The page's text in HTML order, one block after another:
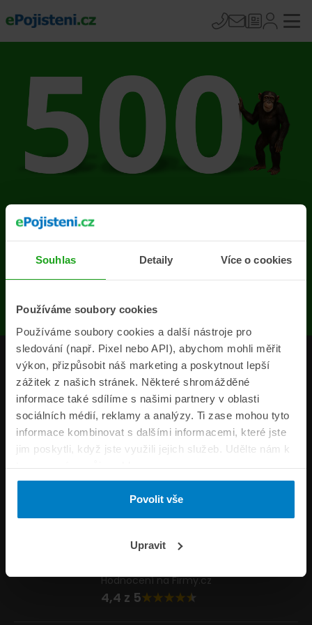
Souhlas Detaily Více o cookies
Používáme soubory cookies
Používáme soubory cookies a další nástroje pro
sledování (např. Pixel nebo API), abychom mohli měřit
výkon, přizpůsobit náš marketing a poskytnout lepší
zážitek z našich stránek. Některé shromážděné
informace také sdílíme s našimi partnery v oblasti
sociálních médií, reklamy a analýzy. Ti zase mohou tyto
informace kombinovat s dalšími informacemi, které jste
jim poskytli, když jste využili jejich služeb. Udělte nám k
tomu prosím svůj souhlas.
Povolit vše
Upravit
Na stránce se vyskytla
chyba
Produkty
Pojišťovny
Informace
ePojisteni.cz
Formuláře
Napište nám
Hodnocení na Firmy.cz
4,4 z 5